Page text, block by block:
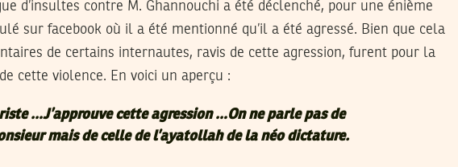
d’insultes contre M. Ghannouchi a été déclenché, pour une énième
sur facebook où il a été mentionné qu’il a été agressé. Bien que cela
de certains internautes, ravis de cette agression, furent pour la
cette violence. En voici un aperçu :
…J’approuve cette agression …On ne parle pas de
mais de celle de l’ayatollah de la néo dictature.